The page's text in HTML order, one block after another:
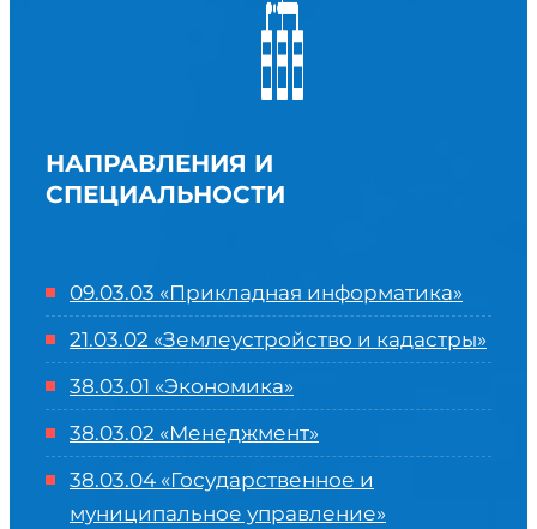
НАПРАВЛЕНИЯ И
СПЕЦИАЛЬНОСТИ
09.03.03 «Прикладная информатика»
21.03.02 «Землеустройство и кадастры»
38.03.01 «Экономика»
38.03.02 «Менеджмент»
38.03.04 «Государственное и
муниципальное управление»